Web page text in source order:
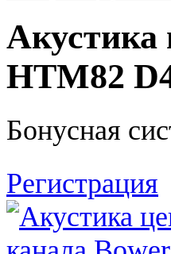
Акустика
HTM82
Бонусная
Регистрация